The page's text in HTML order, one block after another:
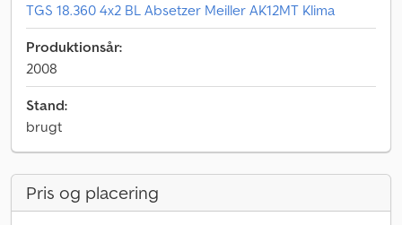
TGS 18.360 4x2 BL Absetzer Meiller AK12MT Klima
Produktionsår:
2008
Stand:
brugt
Pris og placering